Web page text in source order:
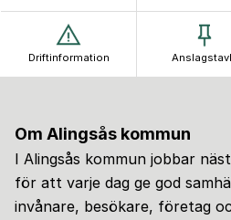
Driftinformation
Om Alingsås kommun
I Alingsås kommun jobbar
för att varje dag ge god
invånare, besökare, företag